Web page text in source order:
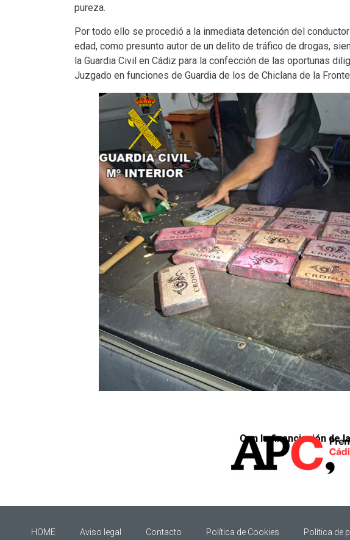
pureza.
Por todo ello se procedió a la inmediata detención del
edad, como presunto autor de un delito de tráfico de drogas,
la Guardia Civil en Cádiz para la confección de las oportunas
Juzgado en funciones de Guardia de los de Chiclana de la
Con la financiación de la
HOME Aviso legal Contacto Política de Cookies Política de